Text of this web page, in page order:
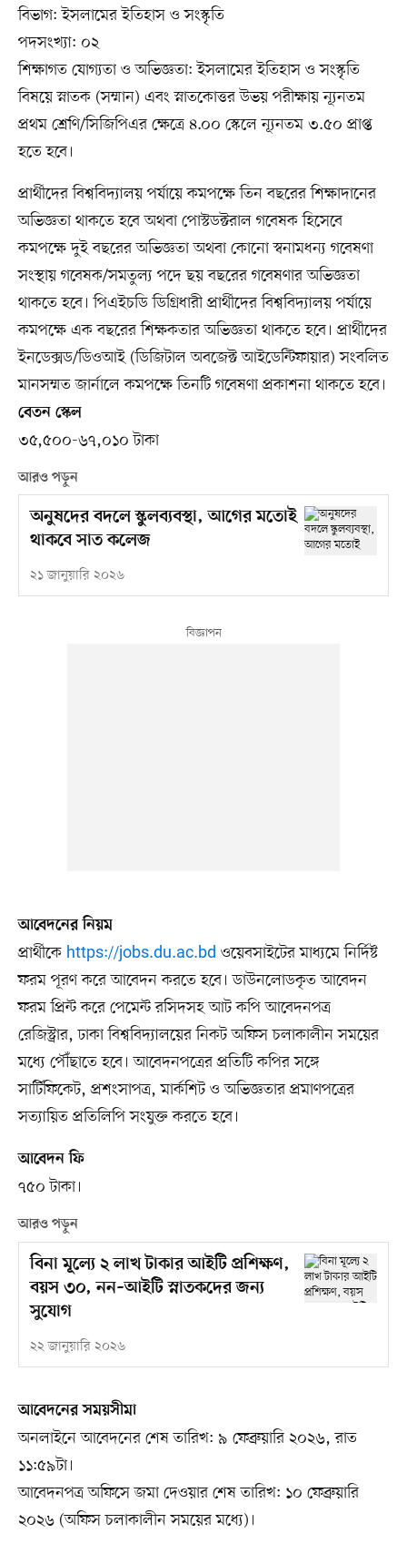
বিভাগ: ইসলামের ইতিহাস ও সংস্কৃতি
পদসংখ্যা: ০২
শিক্ষাগত যোগ্যতা ও অভিজ্ঞতা: ইসলামের ইতিহাস ও সংস্কৃতি
বিষয়ে স্নাতক (সম্মান) এবং স্নাতকোত্তর উভয় পরীক্ষায় ন্যূনতম
প্রথম শ্রেণি/সিজিপিএর ক্ষেত্রে ৪.০০ স্কেলে ন্যূনতম ৩.৫০ প্রাপ্ত
হতে হবে।
প্রার্থীদের বিশ্ববিদ্যালয় পর্যায়ে কমপক্ষে তিন বছরের শিক্ষাদানের
অভিজ্ঞতা থাকতে হবে অথবা পোস্টডক্টরাল গবেষক হিসেবে
কমপক্ষে দুই বছরের অভিজ্ঞতা অথবা কোনো স্বনামধন্য গবেষণা
সংস্থায় গবেষক/সমতুল্য পদে ছয় বছরের গবেষণার অভিজ্ঞতা
থাকতে হবে। পিএইচডি ডিগ্রিধারী প্রার্থীদের বিশ্ববিদ্যালয় পর্যায়ে
কমপক্ষে এক বছরের শিক্ষকতার অভিজ্ঞতা থাকতে হবে। প্রার্থীদের
ইনডেক্সড/ডিওআই (ডিজিটাল অবজেক্ট আইডেন্টিফায়ার) সংবলিত
মানসম্মত জার্নালে কমপক্ষে তিনটি গবেষণা প্রকাশনা থাকতে হবে।
বেতন স্কেল
৩৫,৫০০-৬৭,০১০ টাকা
আরও পড়ুন
অনুষদের বদলে স্কুলব্যবস্থা, আগের মতোই
থাকবে সাত কলেজ
২১ জানুয়ারি ২০২৬
আবেদনের নিয়ম
প্রার্থীকে https://jobs.du.ac.bd ওয়েবসাইটের মাধ্যমে নির্দিষ্ট
ফরম পূরণ করে আবেদন করতে হবে। ডাউনলোডকৃত আবেদন
ফরম প্রিন্ট করে পেমেন্ট রসিদসহ আট কপি আবেদনপত্র
রেজিস্ট্রার, ঢাকা বিশ্ববিদ্যালয়ের নিকট অফিস চলাকালীন সময়ের
মধ্যে পৌঁছাতে হবে। আবেদনপত্রের প্রতিটি কপির সঙ্গে
সার্টিফিকেট, প্রশংসাপত্র, মার্কশিট ও অভিজ্ঞতার প্রমাণপত্রের
সত্যায়িত প্রতিলিপি সংযুক্ত করতে হবে।
আবেদন ফি
৭৫০ টাকা।
আরও পড়ুন
বিনা মূল্যে ২ লাখ টাকার আইটি প্রশিক্ষণ,
বয়স ৩০, নন–আইটি স্নাতকদের জন্য
সুযোগ
২২ জানুয়ারি ২০২৬
আবেদনের সময়সীমা
অনলাইনে আবেদনের শেষ তারিখ: ৯ ফেব্রুয়ারি ২০২৬, রাত
১১:৫৯টা।
আবেদনপত্র অফিসে জমা দেওয়ার শেষ তারিখ: ১০ ফেব্রুয়ারি
২০২৬ (অফিস চলাকালীন সময়ের মধ্যে)।